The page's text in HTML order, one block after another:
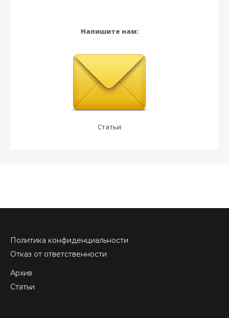
Напишите нам:
Статьи
Политика конфиденциальности
Отказ от ответственности
Архив
Статьи